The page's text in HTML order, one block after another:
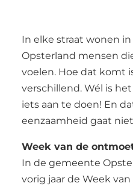
In elke straat wonen
Opsterland mensen
voelen. Hoe dat komt
verschillend. Wél is
iets aan te doen! En
eenzaamheid gaat
Week van de
In de gemeente
vorig jaar de Week